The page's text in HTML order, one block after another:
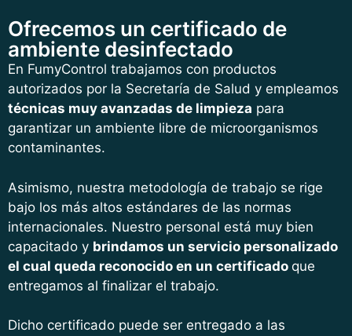
Ofrecemos un certificado de
ambiente desinfectado
En FumyControl trabajamos con productos
autorizados por la Secretaría de Salud y empleamos
técnicas muy avanzadas de limpieza para
garantizar un ambiente libre de microorganismos
contaminantes.
Asimismo, nuestra metodología de trabajo se rige
bajo los más altos estándares de las normas
internacionales. Nuestro personal está muy bien
capacitado y brindamos un servicio personalizado
el cual queda reconocido en un certificado que
entregamos al finalizar el trabajo.
Dicho certificado puede ser entregado a las